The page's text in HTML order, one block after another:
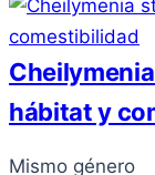
hábitat y
Mismo género